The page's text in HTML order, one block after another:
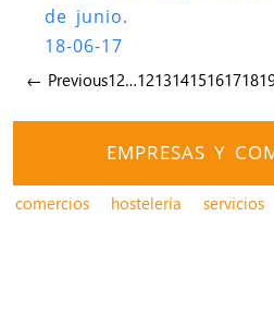
de junio.
18-06-17
← Previous12…12131415161718
EMPRESAS Y
comercios hostelería servicios